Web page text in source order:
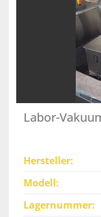
Labor-
Hersteller
Modell
Lagernummer